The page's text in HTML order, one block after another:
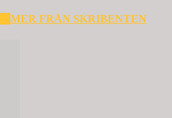
MER FRÅN SKRIBENTEN